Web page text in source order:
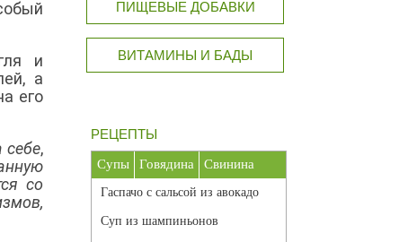
и
а
его
себе,
со
ПИЩЕВЫЕ ДОБАВКИ
ВИТАМИНЫ И БАДЫ
РЕЦЕПТЫ
Супы Говядина Свинина
Гаспачо с сальсой из авокадо
Суп из шампиньонов